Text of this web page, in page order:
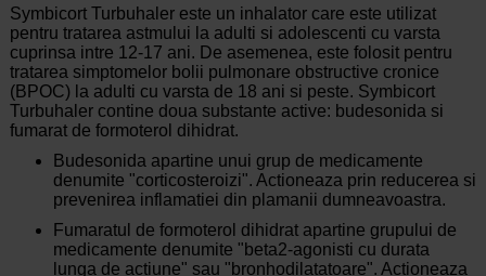
Symbicort Turbuhaler este un inhalator care este utilizat
pentru tratarea astmului la adulti si adolescenti cu varsta
cuprinsa intre 12-17 ani. De asemenea, este folosit pentru
tratarea simptomelor bolii pulmonare obstructive cronice
(BPOC) la adulti cu varsta de 18 ani si peste. Symbicort
Turbuhaler contine doua substante active: budesonida si
fumarat de formoterol dihidrat.
Budesonida apartine unui grup de medicamente
denumite "corticosteroizi". Actioneaza prin reducerea si
prevenirea inflamatiei din plamanii dumneavoastra.
Fumaratul de formoterol dihidrat apartine grupului de
medicamente denumite "beta2-agonisti cu durata
lunga de actiune" sau "bronhodilatatoare". Actioneaza